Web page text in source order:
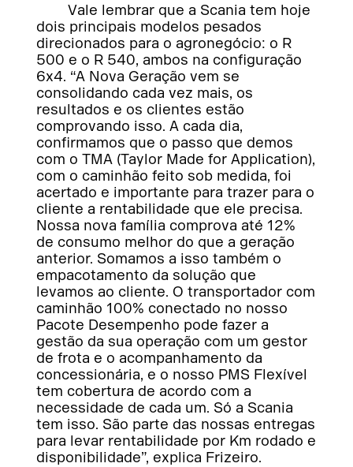
Vale lembrar que a Scania tem hoje
dois principais modelos pesados
direcionados para o agronegócio: o R
500 e o R 540, ambos na configuração
6x4. “A Nova Geração vem se
consolidando cada vez mais, os
resultados e os clientes estão
comprovando isso. A cada dia,
confirmamos que o passo que demos
com o TMA (Taylor Made for Application),
com o caminhão feito sob medida, foi
acertado e importante para trazer para o
cliente a rentabilidade que ele precisa.
Nossa nova família comprova até 12%
de consumo melhor do que a geração
anterior. Somamos a isso também o
empacotamento da solução que
levamos ao cliente. O transportador com
caminhão 100% conectado no nosso
Pacote Desempenho pode fazer a
gestão da sua operação com um gestor
de frota e o acompanhamento da
concessionária, e o nosso PMS Flexível
tem cobertura de acordo com a
necessidade de cada um. Só a Scania
tem isso. São parte das nossas entregas
para levar rentabilidade por Km rodado e
disponibilidade”, explica Frizeiro.